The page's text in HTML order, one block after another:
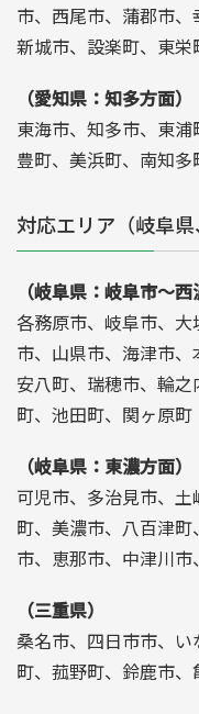
市、西尾市、蒲郡市、
新城市、設楽町、東栄
（愛知県：知多方面）
東海市、知多市、東
豊町、美浜町、南知多
対応エリア（岐阜県
（岐阜県：岐阜市～西
各務原市、岐阜市、
市、山県市、海津市、
安八町、瑞穂市、輪
町、池田町、関ヶ原町
（岐阜県：東濃方面）
可児市、多治見市、
町、美濃市、八百津
市、恵那市、中津川
（三重県）
桑名市、四日市市、
町、菰野町、鈴鹿市